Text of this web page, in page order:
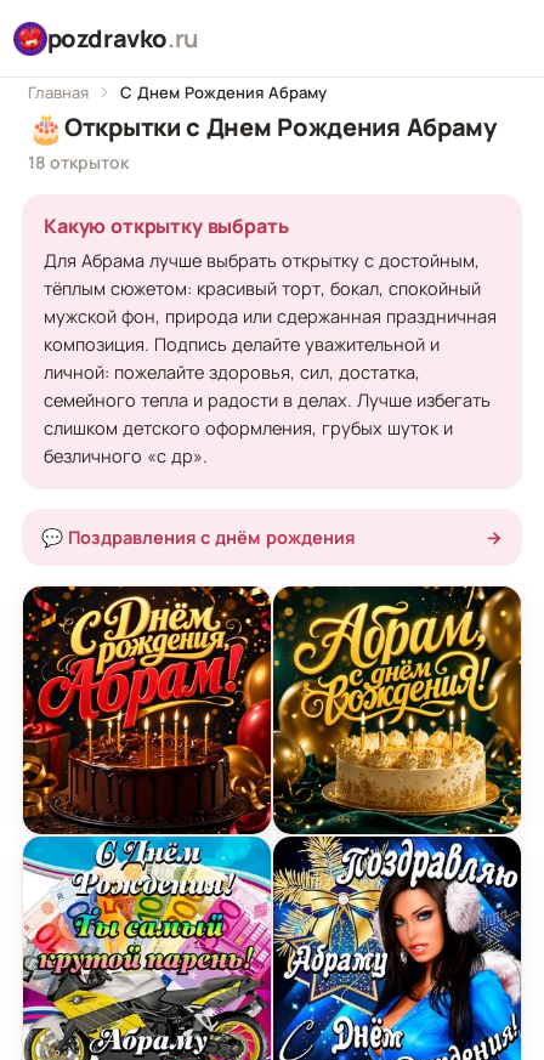
pozdravko.ru
Главная С Днем Рождения Абраму
🎂Открытки с Днем Рождения Абраму
18 открыток
Какую открытку выбрать
Для Абрама лучше выбрать открытку с достойным,
тёплым сюжетом: красивый торт, бокал, спокойный
мужской фон, природа или сдержанная праздничная
композиция. Подпись делайте уважительной и
личной: пожелайте здоровья, сил, достатка,
семейного тепла и радости в делах. Лучше избегать
слишком детского оформления, грубых шуток и
безличного «с др».
💬 Поздравления с днём рождения →
Открытка с Днем Рождения Абраму с
Открытка с Днем